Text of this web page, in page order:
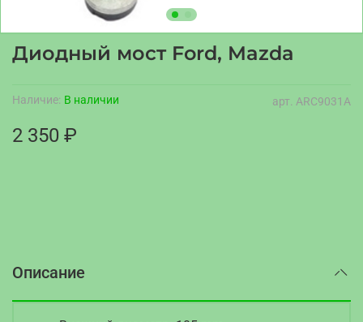
арт. ARC9031A
Наличие: В наличии
Диодный мост Ford, Mazda
2 350 ₽
Описание